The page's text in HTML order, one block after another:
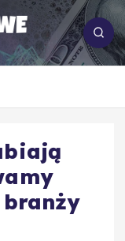
pracy, biznesie i